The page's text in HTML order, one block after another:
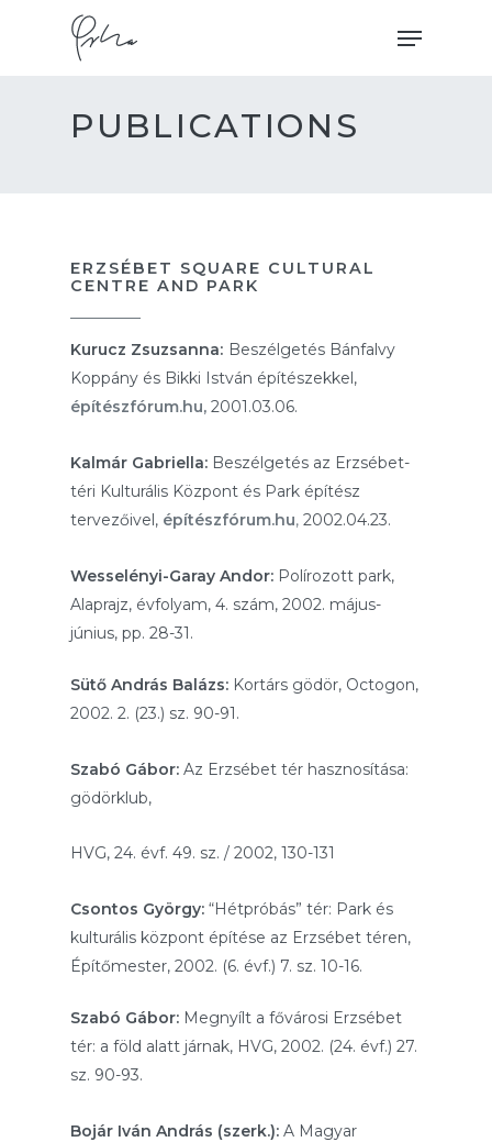
Menu
PUBLICATIONS
ERZSÉBET SQUARE CULTURAL
CENTRE AND PARK
Kurucz Zsuzsanna: Beszélgetés Bánfalvy
Koppány és Bikki István építészekkel,
építészfórum.hu,2001.03.06.
Kalmár Gabriella: Beszélgetés az Erzsébet-
téri Kulturális Központ és Park építész
tervezőivel, építészfórum.hu, 2002.04.23.
Wesselényi-Garay Andor: Polírozott park,
Alaprajz, évfolyam, 4. szám, 2002. május-
június, pp. 28-31.
Sütő András Balázs: Kortárs gödör, Octogon,
2002. 2. (23.) sz. 90-91.
Szabó Gábor: Az Erzsébet tér hasznosítása:
gödörklub,
HVG, 24. évf. 49. sz. / 2002, 130-131
Csontos György: “Hétpróbás” tér: Park és
kulturális központ építése az Erzsébet téren,
Építőmester, 2002. (6. évf.) 7. sz. 10-16.
Szabó Gábor: Megnyílt a fővárosi Erzsébet
tér: a föld alatt járnak, HVG, 2002. (24. évf.) 27.
sz. 90-93.
Bojár Iván András (szerk.):A Magyar